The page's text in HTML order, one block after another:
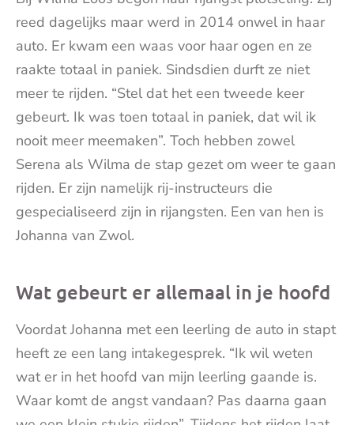
reed dagelijks maar werd in 2014 onwel in haar
auto. Er kwam een waas voor haar ogen en ze
raakte totaal in paniek. Sindsdien durft ze niet
meer te rijden. “Stel dat het een tweede keer
gebeurt. Ik was toen totaal in paniek, dat wil ik
nooit meer meemaken”. Toch hebben zowel
Serena als Wilma de stap gezet om weer te gaan
rijden. Er zijn namelijk rij-instructeurs die
gespecialiseerd zijn in rijangsten. Een van hen is
Johanna van Zwol.
Wat gebeurt er allemaal in je hoofd
Voordat Johanna met een leerling de auto in stapt
heeft ze een lang intakegesprek. “Ik wil weten
wat er in het hoofd van mijn leerling gaande is.
Waar komt de angst vandaan? Pas daarna gaan